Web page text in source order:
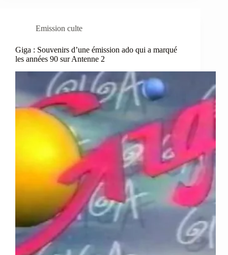
Emission culte
Giga : Souvenirs d’une émission ado qui a marqué
les années 90 sur Antenne 2